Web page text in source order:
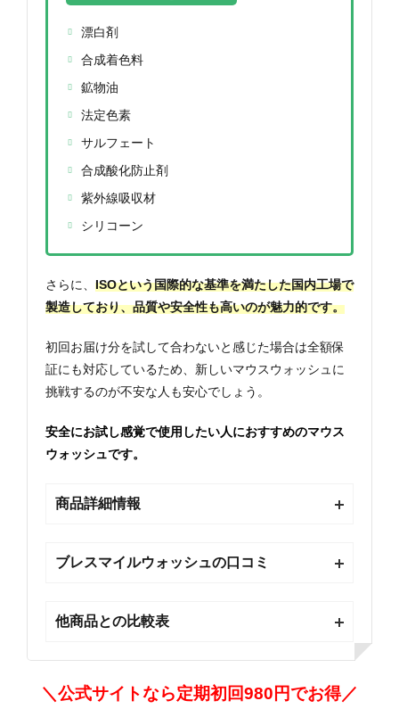
漂白剤
合成着色料
鉱物油
法定色素
サルフェート
合成酸化防止剤
紫外線吸収材
シリコーン
さらに、 ISOという国際的な基準を満たした国内工場で
製造しており、品質や安全性も高いのが魅力的です。
初回お届け分を試して合わないと感じた場合は全額保
証にも対応しているため、新しいマウスウォッシュに
挑戦するのが不安な人も安心でしょう。
安全にお試し感覚で使用したい人におすすめのマウス
ウォッシュです。
商品詳細情報
ブレスマイルウォッシュの口コミ
他商品との比較表
＼公式サイトなら定期初回980円でお得／